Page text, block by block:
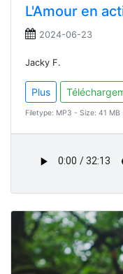
L'Amour en
2024-06-23
Jacky F.
Plus
Filetype: MP3 - Size: 41